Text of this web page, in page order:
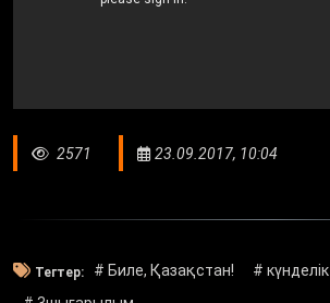
2571 23.09.2017, 10:04
Тегтер: # Биле, Қазақстан! # күнделік